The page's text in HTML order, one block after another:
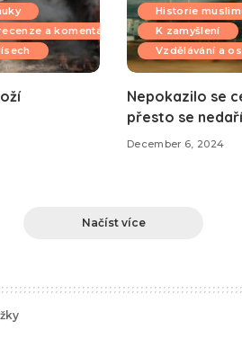
a komentáře
Historie
K zamyšlení
Vzdělávání a
Nepokazilo se
přesto se nedaří
December 6, 2024
Načíst více